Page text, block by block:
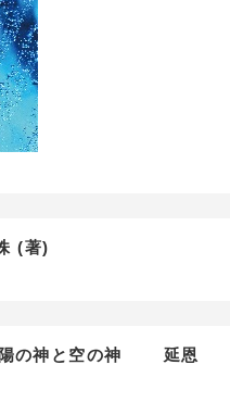
(著)
陽の神と空の神 延恩